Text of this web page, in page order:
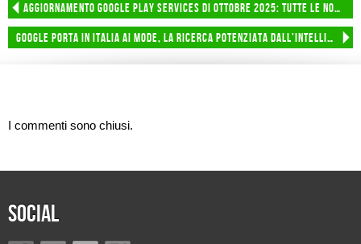
Aggiornamento Google Play Services di ottobre 2025: tutte le novità
Google porta in Italia AI Mode, la ricerca potenziata dall’intelligenza artificiale
I commenti sono chiusi.
Social